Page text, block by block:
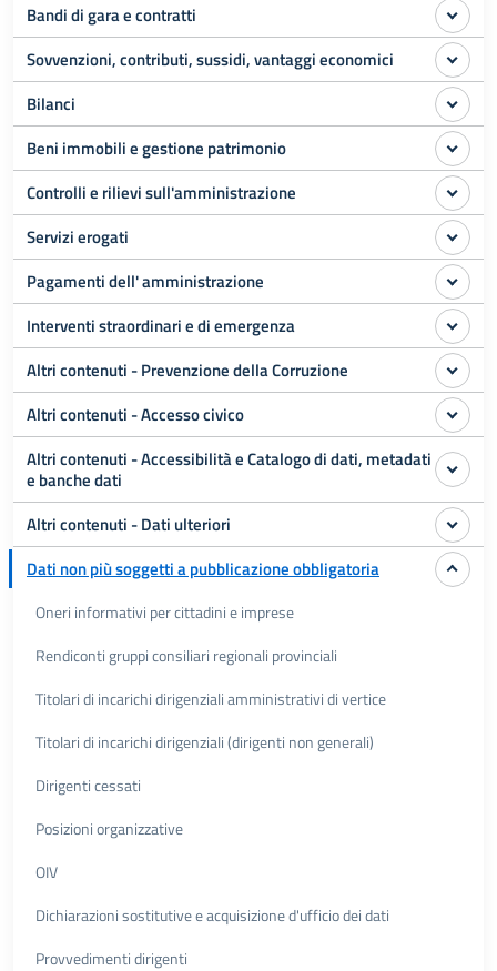
Bandi di gara e contratti
Sovvenzioni, contributi, sussidi, vantaggi economici
Bilanci
Beni immobili e gestione patrimonio
Controlli e rilievi sull'amministrazione
Servizi erogati
Pagamenti dell' amministrazione
Interventi straordinari e di emergenza
Altri contenuti - Prevenzione della Corruzione
Altri contenuti - Accesso civico
Altri contenuti - Accessibilità e Catalogo di dati, metadati
e banche dati
Altri contenuti - Dati ulteriori
Dati non più soggetti a pubblicazione obbligatoria
Oneri informativi per cittadini e imprese
Rendiconti gruppi consiliari regionali provinciali
Titolari di incarichi dirigenziali amministrativi di vertice
Titolari di incarichi dirigenziali (dirigenti non generali)
Dirigenti cessati
Posizioni organizzative
OIV
Dichiarazioni sostitutive e acquisizione d'ufficio dei dati
Provvedimenti dirigenti